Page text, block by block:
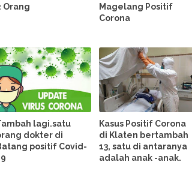
Orang
Magelang Positif
Corona
lagi.satu
dokter di
positif Covid-
Kasus Positif Corona
di Klaten bertambah
13, satu di antaranya
adalah anak -anak.